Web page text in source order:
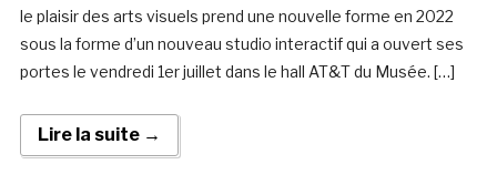
le plaisir des arts visuels prend une nouvelle forme en 2022
sous la forme d’un nouveau studio interactif qui a ouvert ses
portes le vendredi 1er juillet dans le hall AT&T du Musée. […]
Lire la suite →